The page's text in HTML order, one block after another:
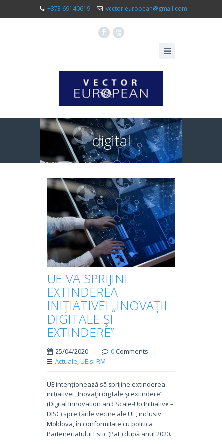
+373 69140619 vector.european@gmail.com
F X
digital
UE VA SPRIJINI
EXTINDEREA
INIȚIATIVEI „INOVAŢII
DIGITALE ŞI
EXTINDERE”
25/04/2020 | 0Comments
|
Actuale,UE si RM
UE intenționează să sprijine extinderea
inițiativei „Inovaţii digitale şi extindere”
(Digital Innovation and Scale-Up Initiative –
DISC) spre țările vecine ale UE, inclusiv
Moldova, în conformitate cu politica
Parteneriatului Estic (PaE) după anul 2020.